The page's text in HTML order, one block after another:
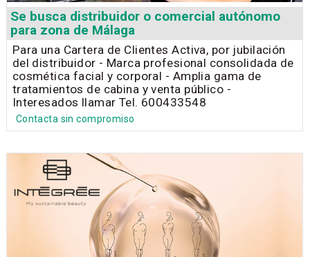
Se busca distribuidor o comercial autónomo
para zona de Málaga
Para una Cartera de Clientes Activa, por jubilación
del distribuidor - Marca profesional consolidada de
cosmética facial y corporal - Amplia gama de
tratamientos de cabina y venta público -
Interesados llamar Tel. 600433548
Contacta sin compromiso